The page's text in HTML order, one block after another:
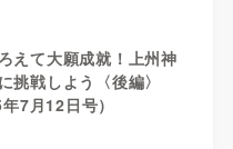
えて大願成就！上州神
挑戦しよう〈後編〉
年7月12日号）